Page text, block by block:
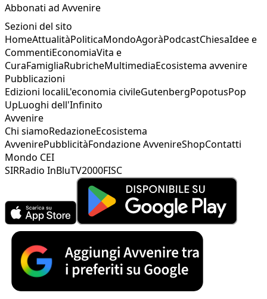
Abbonati ad Avvenire
Sezioni del sito
HomeAttualitàPoliticaMondoAgoràPodcastChiesaIdee e
CommentiEconomiaVita e
CuraFamigliaRubricheMultimediaEcosistema avvenire
Pubblicazioni
Edizioni localiL'economia civileGutenbergPopotusPop
UpLuoghi dell'Infinito
Avvenire
Chi siamoRedazioneEcosistema
AvvenirePubblicitàFondazione AvvenireShopContatti
Mondo CEI
SIRRadio InBluTV2000FISC